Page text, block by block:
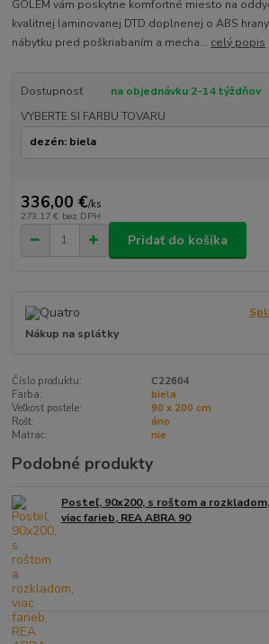
GOLEM vám poskytne komfortné miesto na
kvalitnej laminovanej DTD doplnenej o ABS
nábytku pred poškriabaním a mecha... celý popis
Dostupnosť
na objednávku 2-14 týždňov
VYBERTE SI FARBU TOVARU
336,00 €/ks
273,17 € bez DPH
Pridať do košíka
Nákup na splátky
Číslo produktu:
C22604
Farba:
biela
Veľkosť postele:
90 x 200 cm
Rošt:
áno
Matrac:
nie
Podobné produkty
Posteľ, 90x200, s roštom a rozkladom,
viac farieb, REA ABRA 90